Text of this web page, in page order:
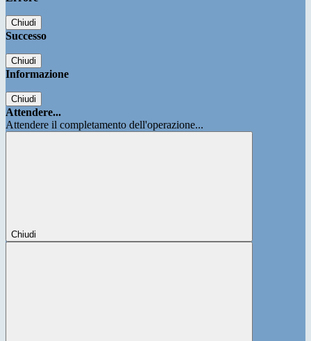
Chiudi
Successo
Chiudi
Informazione
Chiudi
Attendere...
Attendere il completamento dell'operazione...
Chiudi